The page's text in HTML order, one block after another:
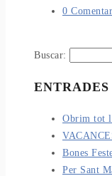
0
Buscar:
Obrim tot
Bones
Per Sant